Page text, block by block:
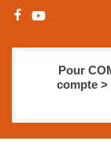
Pour
compte